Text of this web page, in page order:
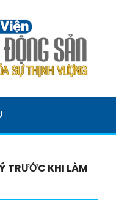
ĐỘNG
TRƯỚC KHI LÀM